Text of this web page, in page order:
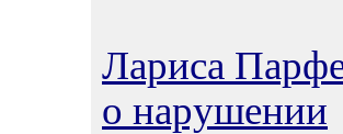
Лариса
о нарушении